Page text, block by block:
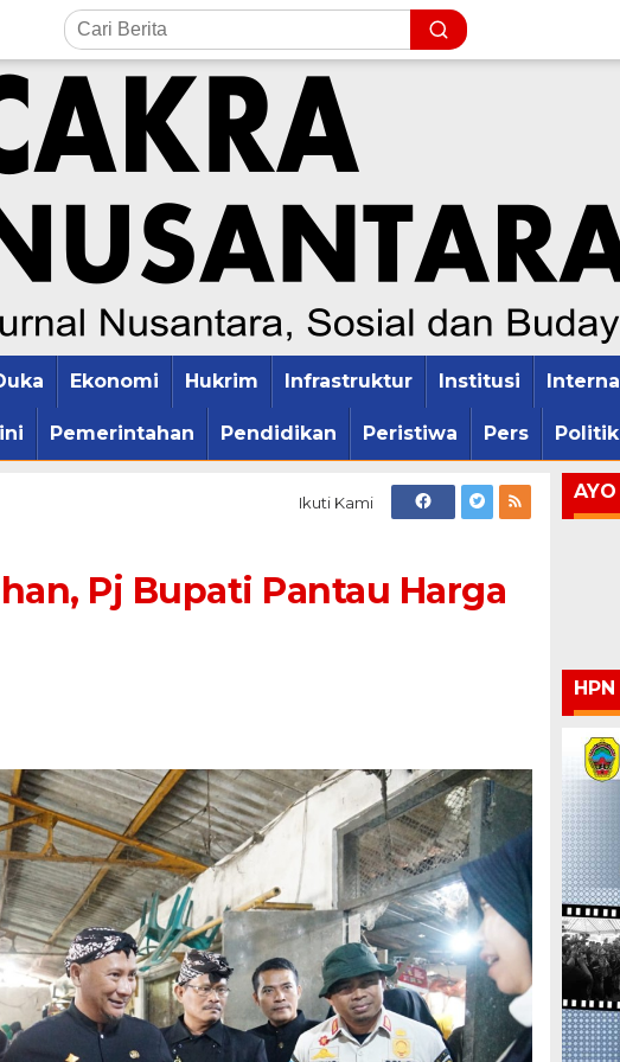
Ekonomi Hukrim Infrastruktur Institusi
Pemerintahan Pendidikan Peristiwa Pers Politik
Ikuti Kami
Pj Bupati Pantau Harga